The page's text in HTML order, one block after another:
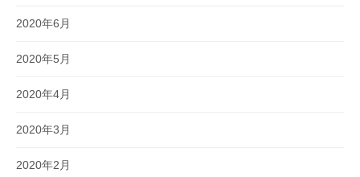
2020年6月
2020年5月
2020年4月
2020年3月
2020年2月